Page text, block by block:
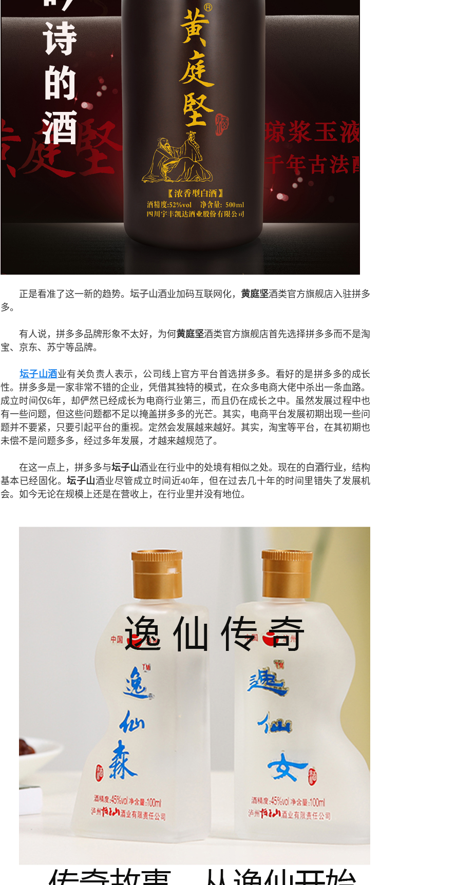
正是看准了这一新的趋势。 坛子山酒业加码互联网化， 黄庭坚酒类官方旗舰店入驻拼多
多。
有人说，拼多多品牌形象不太好，为何黄庭坚酒类官方旗舰店首先选择拼多多而不是淘
宝、京东、苏宁等品牌。
坛子山酒业有关负责人表示，公司线上官方平台首选拼多多。看好的是拼多多的成长
性。拼多多是一家非常不错的企业，凭借其独特的模式，在众多电商大佬中杀出一条血路。
成立时间仅6年，却俨然已经成长为电商行业第三，而且仍在成长之中。虽然发展过程中也
有一些问题，但这些问题都不足以掩盖拼多多的光芒。其实，电商平台发展初期出现一些问
题并不要紧，只要引起平台的重视。定然会发展越来越好。其实，淘宝等平台，在其初期也
未偿不是问题多多，经过多年发展，才越来越规范了。
在这一点上，拼多多与坛子山酒业在行业中的处境有相似之处。现在的 白酒行业，结构
基本已经固化。坛子山酒业尽管成立时间近40年，但在过去几十年的时间里错失了发展机
会。如今无论在规模上还是在营收上，在行业里并没有地位。